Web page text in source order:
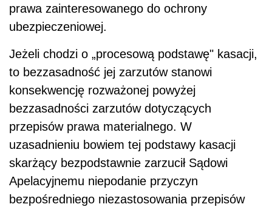
prawa zainteresowanego do ochrony
ubezpieczeniowej.
Jeżeli chodzi o „procesową podstawę" kasacji,
to bezzasadność jej zarzutów stanowi
konsekwencję rozważonej powyżej
bezzasadności zarzutów dotyczących
przepisów prawa materialnego. W
uzasadnieniu bowiem tej podstawy kasacji
skarżący bezpodstawnie zarzucił Sądowi
Apelacyjnemu niepodanie przyczyn
bezpośredniego niezastosowania przepisów